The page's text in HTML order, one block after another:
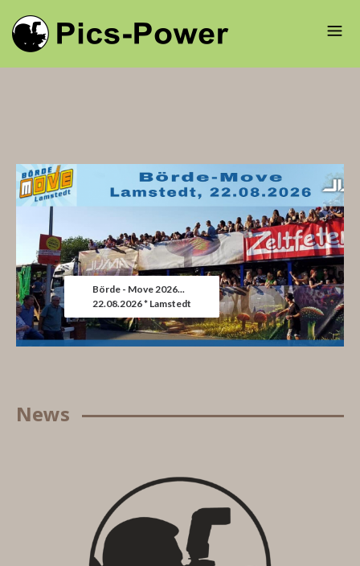
Börde - Move 2026...
22.08.2026 * Lamstedt
News